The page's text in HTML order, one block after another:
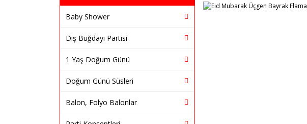
Baby Shower
Diş Buğdayı Partisi
1 Yaş Doğum Günü
Doğum Günü Süsleri
Balon, Folyo Balonlar